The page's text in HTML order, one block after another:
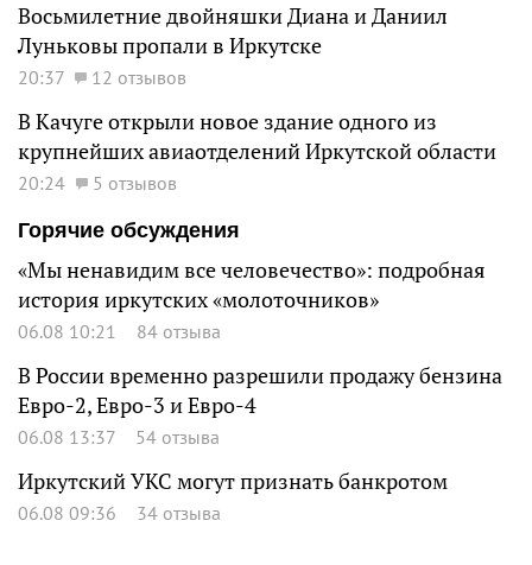
Восьмилетние двойняшки Диана и Даниил
Луньковы пропали в Иркутске
20:37 12 отзывов
В Качуге открыли новое здание одного из
крупнейших авиаотделений Иркутской области
20:24
5 отзывов
Горячие обсуждения
«Мы ненавидим все человечество»: подробная
история иркутских «молоточников»
06.08 10:21 84 отзыва
В России временно разрешили продажу бензина
Евро-2, Евро-3 и Евро-4
06.08 13:37 54 отзыва
Иркутский УКС могут признать банкротом
06.08 09:36 34 отзыва